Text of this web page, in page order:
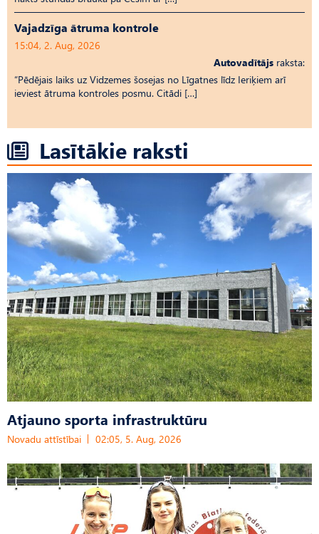
Vajadzīga ātruma kontrole
15:04, 2. Aug, 2026
Autovadītājs raksta:
“Pēdējais laiks uz Vid­ze­mes šosejas no Līgatnes līdz Ieriķiem arī
ieviest ātruma kontroles posmu. Citādi […]
Lasītākie raksti
Atjauno sporta infrastruktūru
Novadu attīstībai 02:05, 5. Aug, 2026